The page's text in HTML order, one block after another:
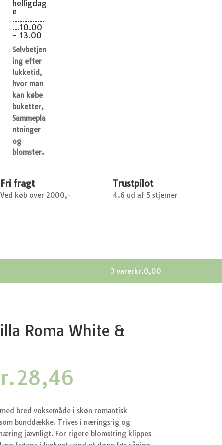
helligdag
e
.............
...10.00
- 13.00
Selvbetjen
ing efter
lukketid,
hvor man
kan købe
buketter,
Sammepla
ntninger
og
blomster.
Fri fragt
Ved køb over 2000,-
Trustpilot
4.6 ud af 5 stjerner
0 varerkr.0,00
Roma White &
pris
28,46
pris
er:
kr.28,46.
bred voksemåde i skøn romantisk
bunddække. Trives i næringsrig og
jævnligt. For rigere blomstring klippes